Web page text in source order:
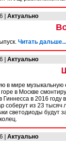
| Актуально
Читать дальше...
| Актуально
в мире музыкальную
в Москве
Гиннесса в 2016
соберут из 23 тысяч
светодиоды будут
| Актуально